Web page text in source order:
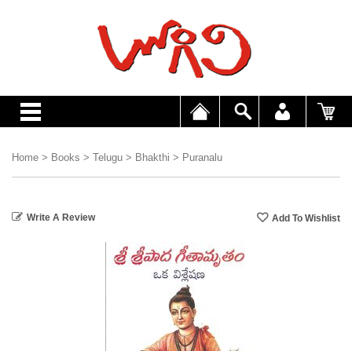
Home > Books > Telugu > Bhakthi > Puranalu
Write A Review